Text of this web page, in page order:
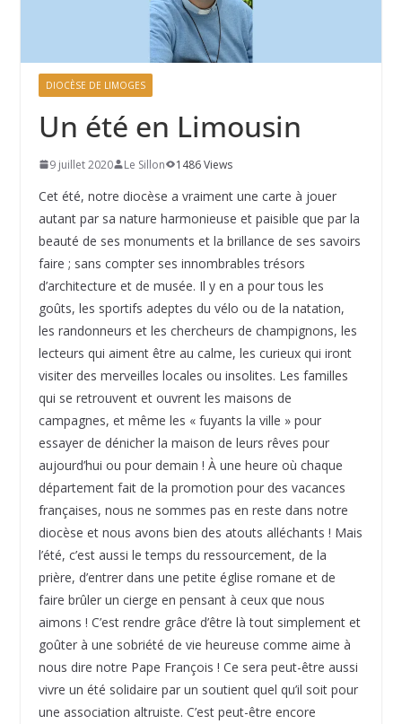
DIOCÈSE DE LIMOGES
Un été en Limousin
9 juillet 2020 Le Sillon 1486 Views
Cet été, notre diocèse a vraiment une carte à jouer
autant par sa nature harmonieuse et paisible que par la
beauté de ses monuments et la brillance de ses savoirs
faire ; sans compter ses innombrables trésors
d’architecture et de musée. Il y en a pour tous les
goûts, les sportifs adeptes du vélo ou de la natation,
les randonneurs et les chercheurs de champignons, les
lecteurs qui aiment être au calme, les curieux qui iront
visiter des merveilles locales ou insolites. Les familles
qui se retrouvent et ouvrent les maisons de
campagnes, et même les « fuyants la ville » pour
essayer de dénicher la maison de leurs rêves pour
aujourd’hui ou pour demain ! À une heure où chaque
département fait de la promotion pour des vacances
françaises, nous ne sommes pas en reste dans notre
diocèse et nous avons bien des atouts alléchants ! Mais
l’été, c’est aussi le temps du ressourcement, de la
prière, d’entrer dans une petite église romane et de
faire brûler un cierge en pensant à ceux que nous
aimons ! C’est rendre grâce d’être là tout simplement et
goûter à une sobriété de vie heureuse comme aime à
nous dire notre Pape François ! Ce sera peut-être aussi
vivre un été solidaire par un soutient quel qu’il soit pour
une association altruiste. C’est peut-être encore